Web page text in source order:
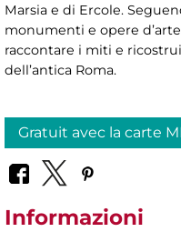
Marsia e di Ercole.
monumenti e opere
raccontare i miti e
dell’antica Roma.
Gratuit avec la carte
Informazioni